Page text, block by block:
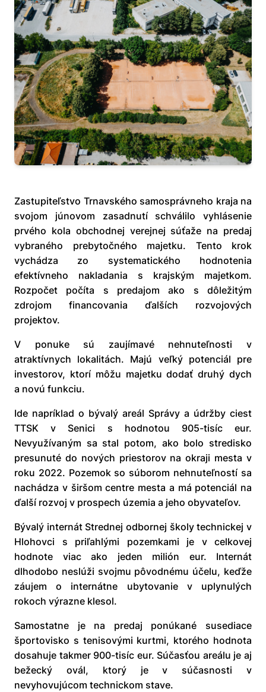
Zastupiteľstvo Trnavského samosprávneho kraja na
svojom júnovom zasadnutí schválilo vyhlásenie
prvého kola obchodnej verejnej súťaže na predaj
vybraného prebytočného majetku. Tento krok
vychádza zo systematického hodnotenia
efektívneho nakladania s krajským majetkom.
Rozpočet počíta s predajom ako s dôležitým
zdrojom financovania ďalších rozvojových
projektov.
V ponuke sú zaujímavé nehnuteľnosti v
atraktívnych lokalitách. Majú veľký potenciál pre
investorov, ktorí môžu majetku dodať druhý dych
a novú funkciu.
Ide napríklad o bývalý areál Správy a údržby ciest
TTSK v Senici s hodnotou 905-tisíc eur.
Nevyužívaným sa stal potom, ako bolo stredisko
presunuté do nových priestorov na okraji mesta v
roku 2022. Pozemok so súborom nehnuteľností sa
nachádza v širšom centre mesta a má potenciál na
ďalší rozvoj v prospech územia a jeho obyvateľov.
Bývalý internát Strednej odbornej školy technickej v
Hlohovci s priľahlými pozemkami je v celkovej
hodnote viac ako jeden milión eur. Internát
dlhodobo neslúži svojmu pôvodnému účelu, keďže
záujem o internátne ubytovanie v uplynulých
rokoch výrazne klesol.
Samostatne je na predaj ponúkané susediace
športovisko s tenisovými kurtmi, ktorého hodnota
dosahuje takmer 900-tisíc eur. Súčasťou areálu je aj
bežecký ovál, ktorý je v súčasnosti v
nevyhovujúcom technickom stave.